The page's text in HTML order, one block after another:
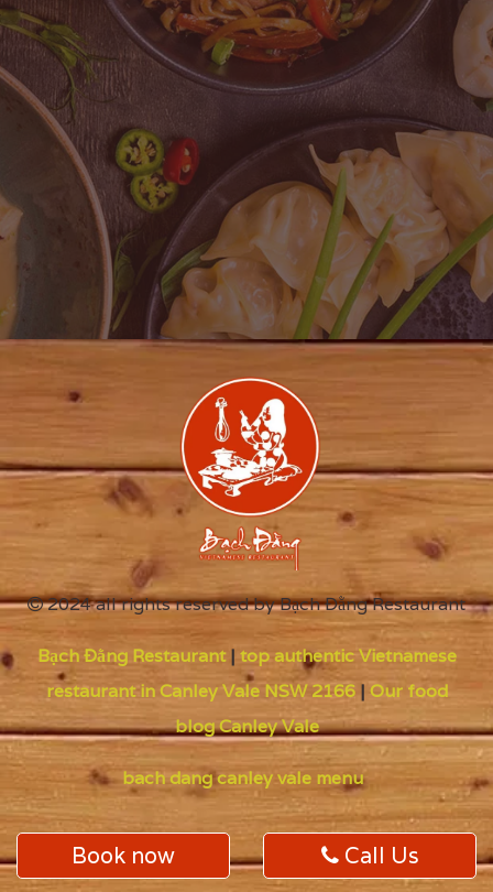
2024 all rights reserved byBạch Đằng Restaurant
Bạch Đằng Restaurant| top authentic Vietnamese
restaurant in Canley Vale NSW 2166| Our food
blog Canley Vale
bach dang canley vale menu
Book now Call Us